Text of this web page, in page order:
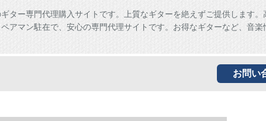
ター専門代理購入サイトです。上質なギターを絶えずご提供します。
アマン駐在で、安心の専門代理サイトです。お得なギターなど、音楽
お問い